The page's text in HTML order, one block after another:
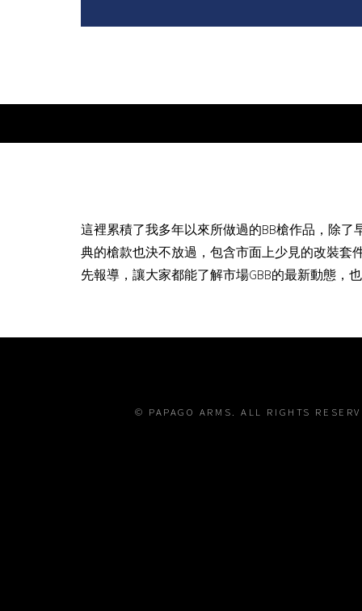
這裡累積了我多年以來所做過的BB槍作品，除
典的槍款也決不放過，包含市面上少見的改裝套
先報導，讓大家都能了解市場GBB的最新動態，
© PAPAGO ARMS. ALL